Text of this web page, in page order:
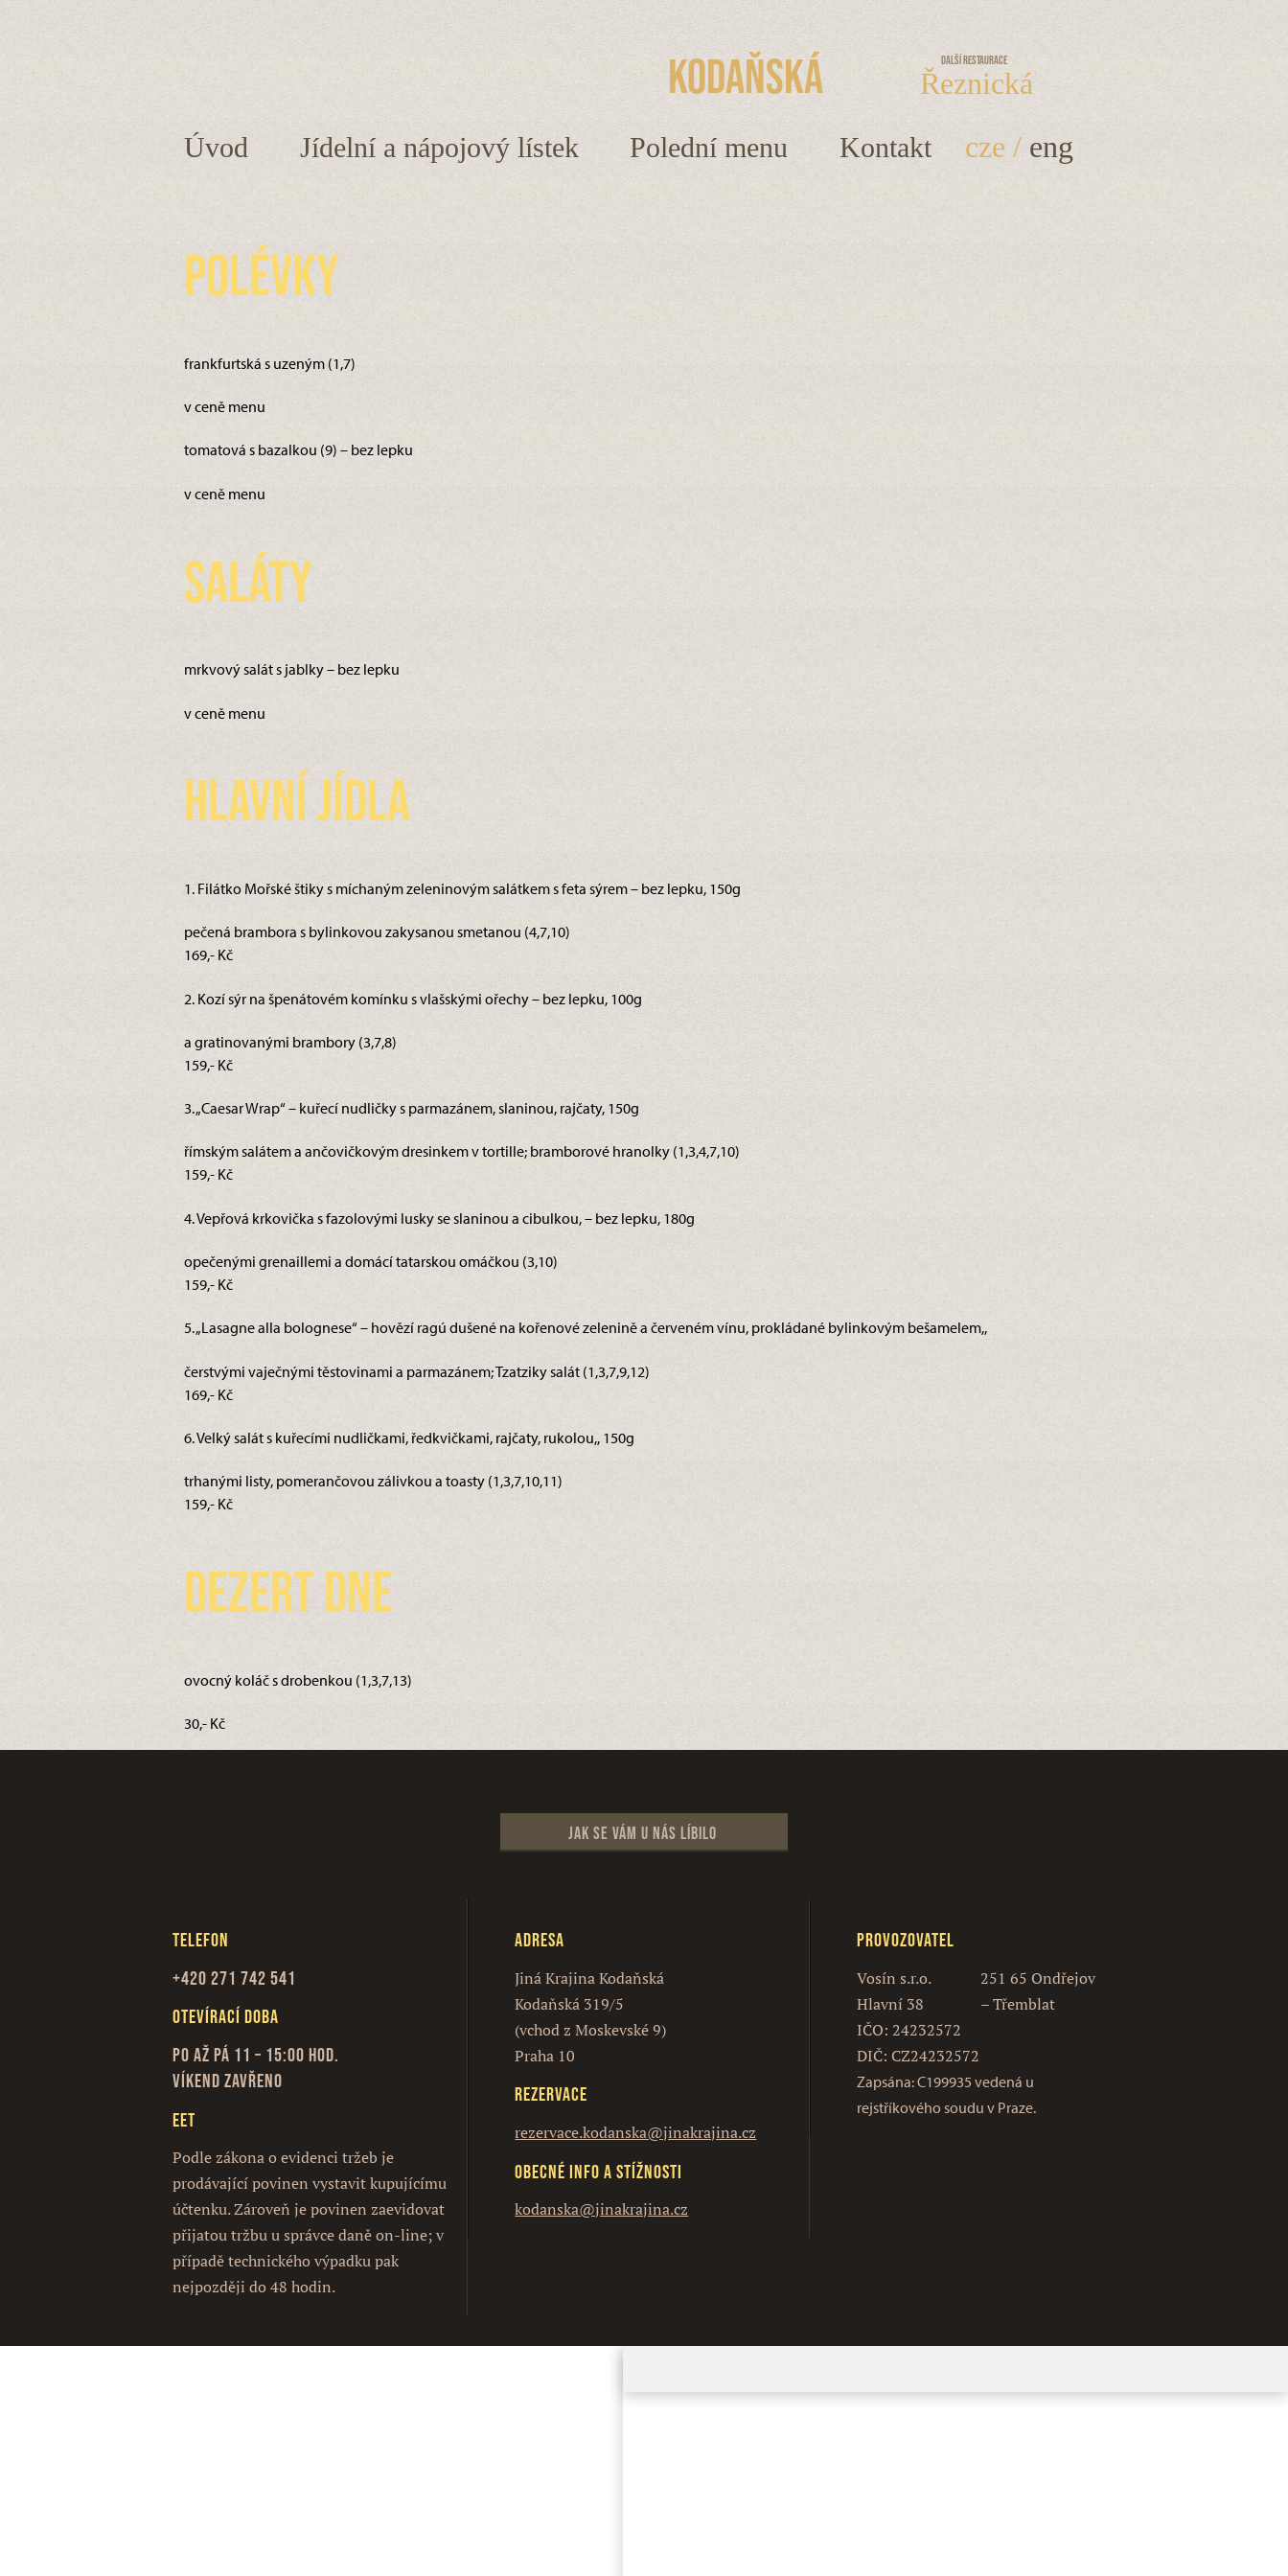
Kodaňská Další restaurace
Řeznická
Úvod Jídelní a nápojový lístek Polední menu Kontakt cze / eng
Polévky
frankfurtská s uzeným (1,7)
v ceně menu
tomatová s bazalkou (9) – bez lepku
v ceně menu
Saláty
mrkvový salát s jablky – bez lepku
v ceně menu
Hlavní jídla
1. Filátko Mořské štiky s míchaným zeleninovým salátkem s feta sýrem – bez lepku, 150g
pečená brambora s bylinkovou zakysanou smetanou (4,7,10)
169,- Kč
2. Kozí sýr na špenátovém komínku s vlašskými ořechy – bez lepku, 100g
a gratinovanými brambory (3,7,8)
159,- Kč
3. „Caesar Wrap“ – kuřecí nudličky s parmazánem, slaninou, rajčaty, 150g
římským salátem a ančovičkovým dresinkem v tortille; bramborové hranolky (1,3,4,7,10)
159,- Kč
4. Vepřová krkovička s fazolovými lusky se slaninou a cibulkou, – bez lepku, 180g
opečenými grenaillemi a domácí tatarskou omáčkou (3,10)
159,- Kč
5. „Lasagne alla bolognese“ – hovězí ragú dušené na kořenové zelenině a červeném vínu, prokládané bylinkovým bešamelem,,
čerstvými vaječnými těstovinami a parmazánem; Tzatziky salát (1,3,7,9,12)
169,- Kč
6. Velký salát s kuřecími nudličkami, ředkvičkami, rajčaty, rukolou,, 150g
trhanými listy, pomerančovou zálivkou a toasty (1,3,7,10,11)
159,- Kč
Dezert dne
ovocný koláč s drobenkou (1,3,7,13)
30,- Kč
Jak se vám u nás líbilo
Telefon
+420 271 742 541
Otevírací doba
Po až Pá 11 – 15:00 hod.
Víkend zavřeno
EET
Podle zákona o evidenci tržeb je
prodávající povinen vystavit kupujícímu
účtenku. Zároveň je povinen zaevidovat
přijatou tržbu u správce daně on-line; v
případě technického výpadku pak
nejpozději do 48 hodin.
Adresa
Jiná Krajina Kodaňská
Kodaňská 319/5
(vchod z Moskevské 9)
Praha 10
Rezervace
rezervace.kodanska@jinakrajina.cz
Obecné info a stížnosti
kodanska@jinakrajina.cz
Provozovatel
Vosín s.r.o.
Hlavní 38
251 65 Ondřejov
– Třemblat
IČO: 24232572
DIČ: CZ24232572
Zapsána: C199935 vedená u
rejstříkového soudu v Praze.